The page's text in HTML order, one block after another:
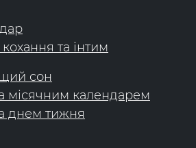
та інтим
сон
місячним календарем
днем тижня